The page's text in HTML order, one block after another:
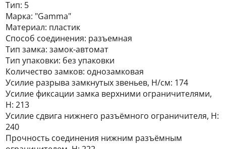
Тип: 5
Марка: "Gamma"
Материал: пластик
Способ соединения: разъемная
Тип замка: замок-автомат
Тип упаковки: без упаковки
Количество замков: однозамковая
Усилие разрыва замкнутых звеньев, Н/см: 174
Усилие фиксации замка верхними ограничителями,
Н: 213
Усилие сдвига нижнего разъёмного ограничителя, Н:
240
Прочность соединения нижним разъёмным